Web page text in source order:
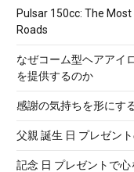
Pulsar 150cc: The
Roads
なぜコーム型ヘアアイ
を提供するのか
感謝の気持ちを形にす
父親 誕生 日 プレゼン
記念 日 プレゼントで